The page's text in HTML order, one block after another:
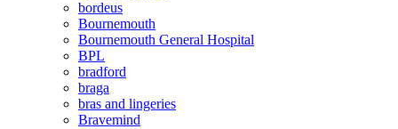
bordeus
Bournemouth
Bournemouth General Hospital
BPL
bradford
braga
bras and lingeries
Bravemind